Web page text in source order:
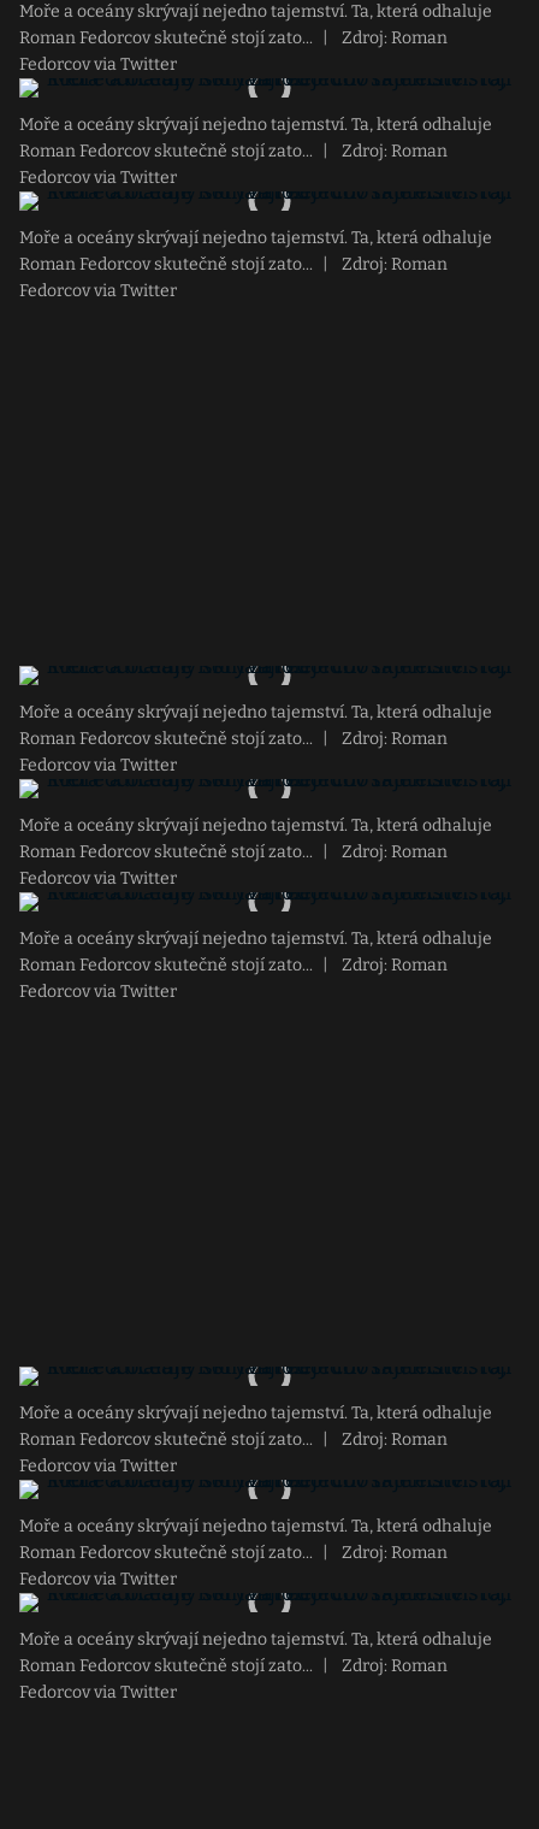
Moře a oceány skrývají nejedno tajemství. Ta, která odhaluje
Roman Fedorcov skutečně stojí zato...
Zdroj: Roman
Fedorcov via Twitter
Moře a oceány skrývají nejedno tajemství. Ta, která odhaluje
Roman Fedorcov skutečně stojí zato...
Zdroj: Roman
Fedorcov via Twitter
Moře a oceány skrývají nejedno tajemství. Ta, která odhaluje
Roman Fedorcov skutečně stojí zato...
Zdroj: Roman
Fedorcov via Twitter
Moře a oceány skrývají nejedno tajemství. Ta, která odhaluje
Roman Fedorcov skutečně stojí zato...
Zdroj: Roman
Fedorcov via Twitter
Moře a oceány skrývají nejedno tajemství. Ta, která odhaluje
Roman Fedorcov skutečně stojí zato...
Zdroj: Roman
Fedorcov via Twitter
Moře a oceány skrývají nejedno tajemství. Ta, která odhaluje
Roman Fedorcov skutečně stojí zato...
Zdroj: Roman
Fedorcov via Twitter
Moře a oceány skrývají nejedno tajemství. Ta, která odhaluje
Roman Fedorcov skutečně stojí zato...
Zdroj: Roman
Fedorcov via Twitter
Moře a oceány skrývají nejedno tajemství. Ta, která odhaluje
Roman Fedorcov skutečně stojí zato...
Zdroj: Roman
Fedorcov via Twitter
Moře a oceány skrývají nejedno tajemství. Ta, která odhaluje
Roman Fedorcov skutečně stojí zato...
Zdroj: Roman
Fedorcov via Twitter